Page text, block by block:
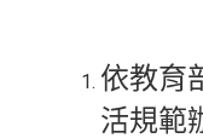
依教育
活規範